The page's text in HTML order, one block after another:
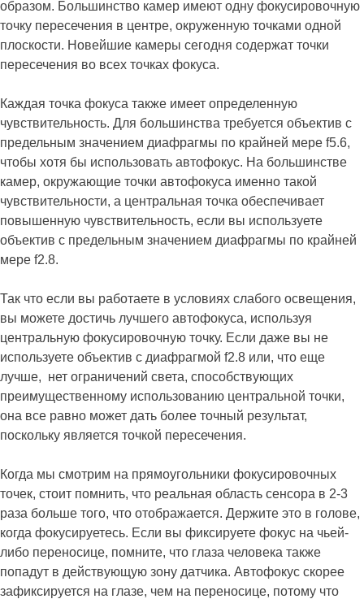
образом. Большинство камер имеют одну фокусировочную
точку пересечения в центре, окруженную точками одной
плоскости. Новейшие камеры сегодня содержат точки
пересечения во всех точках фокуса.
Каждая точка фокуса также имеет определенную
чувствительность. Для большинства требуется объектив с
предельным значением диафрагмы по крайней мере f5.6,
чтобы хотя бы использовать автофокус. На большинстве
камер, окружающие точки автофокуса именно такой
чувствительности, а центральная точка обеспечивает
повышенную чувствительность, если вы используете
объектив с предельным значением диафрагмы по крайней
мере f2.8.
Так что если вы работаете в условиях слабого освещения,
вы можете достичь лучшего автофокуса, используя
центральную фокусировочную точку. Если даже вы не
используете объектив с диафрагмой f2.8 или, что еще
лучше, нет ограничений света, способствующих
преимущественному использованию центральной точки,
она все равно может дать более точный результат,
поскольку является точкой пересечения.
Когда мы смотрим на прямоугольники фокусировочных
точек, стоит помнить, что реальная область сенсора в 2-3
раза больше того, что отображается. Держите это в голове,
когда фокусируетесь. Если вы фиксируете фокус на чьей-
либо переносице, помните, что глаза человека также
попадут в действующую зону датчика. Автофокус скорее
зафиксируется на глазе, чем на переносице, потому что